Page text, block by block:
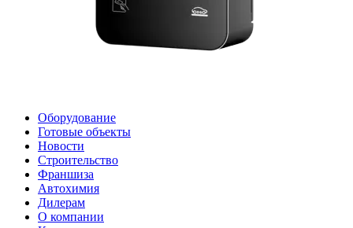
Оборудование
Готовые объекты
Новости
Строительство
Франшиза
Автохимия
Дилерам
О компании